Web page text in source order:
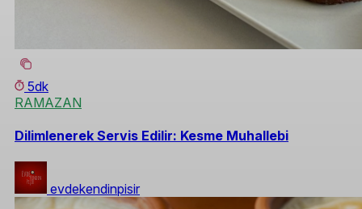
5dk
RAMAZAN
Dilimlenerek Servis Edilir: Kesme Muhallebi
evdekendinpisir